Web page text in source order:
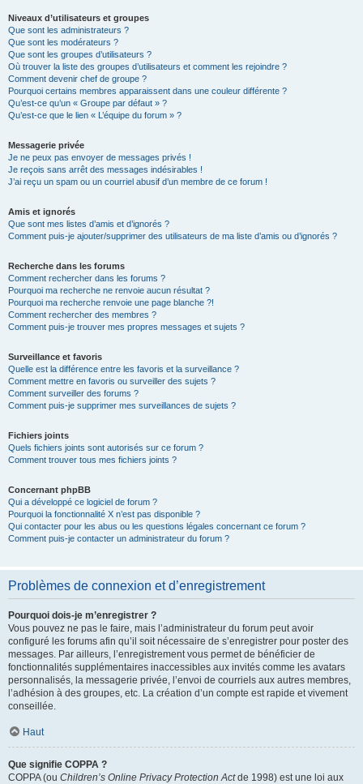
Niveaux d’utilisateurs et groupes
Que sont les administrateurs ?
Que sont les modérateurs ?
Que sont les groupes d’utilisateurs ?
Où trouver la liste des groupes d’utilisateurs et comment les rejoindre ?
Comment devenir chef de groupe ?
Pourquoi certains membres apparaissent dans une couleur différente ?
Qu’est-ce qu’un « Groupe par défaut » ?
Qu’est-ce que le lien « L’équipe du forum » ?
Messagerie privée
Je ne peux pas envoyer de messages privés !
Je reçois sans arrêt des messages indésirables !
J’ai reçu un spam ou un courriel abusif d’un membre de ce forum !
Amis et ignorés
Que sont mes listes d’amis et d’ignorés ?
Comment puis-je ajouter/supprimer des utilisateurs de ma liste d’amis ou d’ignorés ?
Recherche dans les forums
Comment rechercher dans les forums ?
Pourquoi ma recherche ne renvoie aucun résultat ?
Pourquoi ma recherche renvoie une page blanche ?!
Comment rechercher des membres ?
Comment puis-je trouver mes propres messages et sujets ?
Surveillance et favoris
Quelle est la différence entre les favoris et la surveillance ?
Comment mettre en favoris ou surveiller des sujets ?
Comment surveiller des forums ?
Comment puis-je supprimer mes surveillances de sujets ?
Fichiers joints
Quels fichiers joints sont autorisés sur ce forum ?
Comment trouver tous mes fichiers joints ?
Concernant phpBB
Qui a développé ce logiciel de forum ?
Pourquoi la fonctionnalité X n’est pas disponible ?
Qui contacter pour les abus ou les questions légales concernant ce forum ?
Comment puis-je contacter un administrateur du forum ?
Problèmes de connexion et d’enregistrement
Pourquoi dois-je m’enregistrer ?
Vous pouvez ne pas le faire, mais l’administrateur du forum peut avoir
configuré les forums afin qu’il soit nécessaire de s’enregistrer pour poster des
messages. Par ailleurs, l’enregistrement vous permet de bénéficier de
fonctionnalités supplémentaires inaccessibles aux invités comme les avatars
personnalisés, la messagerie privée, l’envoi de courriels aux autres membres,
l’adhésion à des groupes, etc. La création d’un compte est rapide et vivement
conseillée.
Haut
Que signifie COPPA ?
COPPA (ou Children’s Online Privacy Protection Actde 1998) est une loi aux